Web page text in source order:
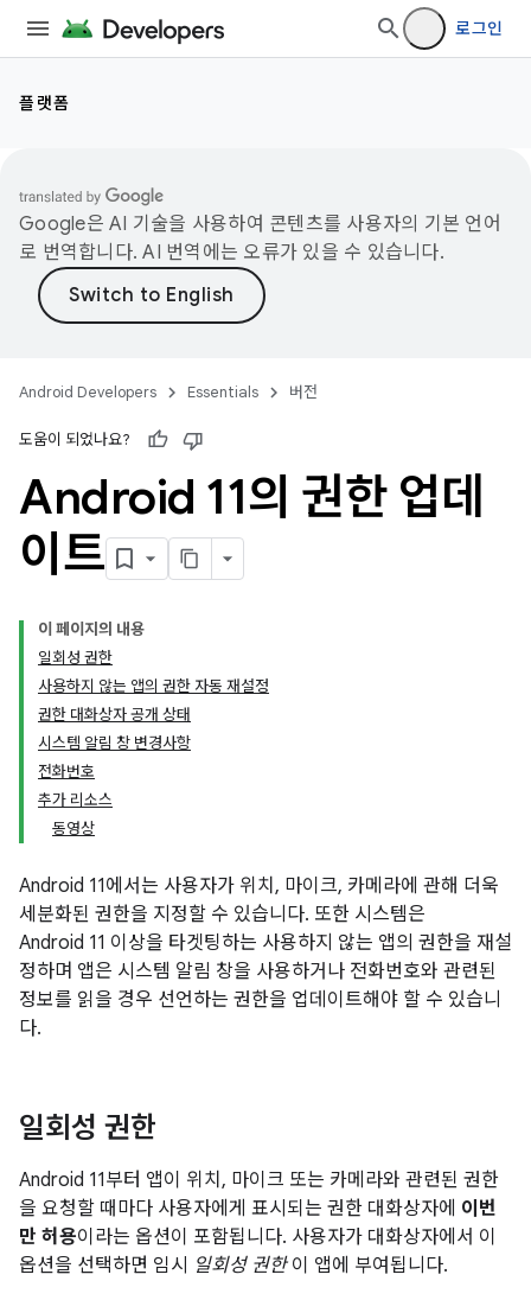
로그인
플랫폼
Google은 AI 기술을 사용하여 콘텐츠를 사용자의 기본 언어
로 번역합니다. AI 번역에는 오류가 있을 수 있습니다.
Android Developers Essentials 버전
도움이 되었나요?
Android 11의 권한 업데
이트
이 페이지의 내용
일회성 권한
사용하지 않는 앱의 권한 자동 재설정
권한 대화상자 공개 상태
시스템 알림 창 변경사항
전화번호
추가 리소스
동영상
Android 11에서는 사용자가 위치, 마이크, 카메라에 관해 더욱
세분화된 권한을 지정할 수 있습니다. 또한 시스템은
Android 11 이상을 타겟팅하는 사용하지 않는 앱의 권한을 재설
정하며 앱은 시스템 알림 창을 사용하거나 전화번호와 관련된
정보를 읽을 경우 선언하는 권한을 업데이트해야 할 수 있습니
다.
일회성 권한
Android 11부터 앱이 위치, 마이크 또는 카메라와 관련된 권한
을 요청할 때마다 사용자에게 표시되는 권한 대화상자에 이번
만 허용이라는 옵션이 포함됩니다. 사용자가 대화상자에서 이
옵션을 선택하면 임시 일회성 권한이 앱에 부여됩니다.